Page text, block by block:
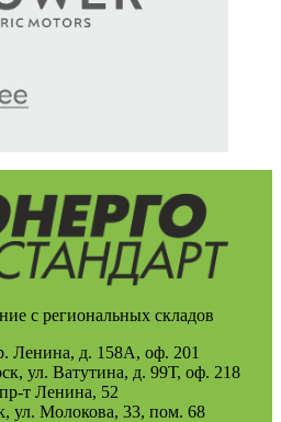
с региональных складов
Ленина, д. 158А, оф. 201
ул. Ватутина, д. 99Т, оф. 218
т Ленина, 52
ул. Молокова, 33, пом. 68